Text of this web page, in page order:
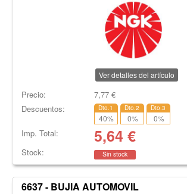
Ver detalles del artículo
Precio: 7,77€
Descuentos:
Dto.1
40%
Dto.2
0%
Dto.3
0%
Imp. Total: 5,64 €
Stock: Sin stock
6637 - BUJIA AUTOMOVIL